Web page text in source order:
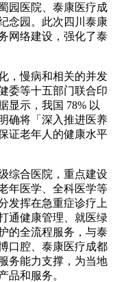
园医院、泰康医疗成
念园。此次四川泰康
网络建设，强化了泰
，慢病和相关的并发
委等十五部门联合印
显示，我国 78% 以
确将「深入推进医养
证老年人的健康水平
综合医院，重点建设
年医学、全科医学等
发挥在急重症诊疗上
通健康管理、就医绿
的全流程服务，与泰
口腔、泰康医疗成都
务能力支撑，为当地
品和服务。